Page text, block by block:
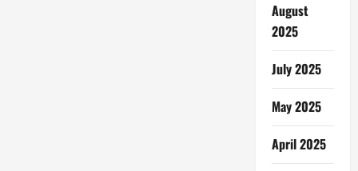
August
2025
July 2025
May 2025
April 2025